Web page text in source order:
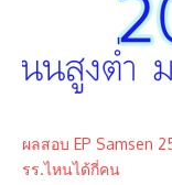
ผลสอบ EP Samsen
รร.ไหนได้กี่คน